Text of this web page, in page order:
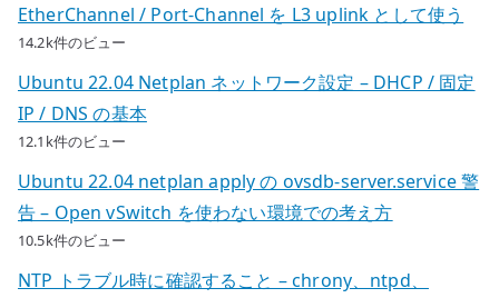
EtherChannel / Port-Channel を L3 uplink として使う
14.2k件のビュー
Ubuntu 22.04 Netplan ネットワーク設定 – DHCP / 固定
IP / DNS の基本
12.1k件のビュー
Ubuntu 22.04 netplan apply の ovsdb-server.service 警
告 – Open vSwitch を使わない環境での考え方
10.5k件のビュー
NTP トラブル時に確認すること – chrony、ntpd、